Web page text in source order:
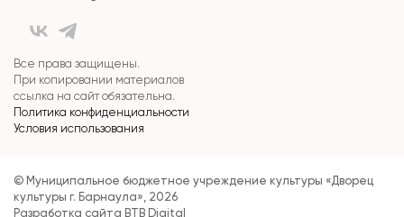
Все права защищены.
При копировании материалов
ссылка на сайт обязательна.
Политика конфиденциальности
Условия использования
© Муниципальное бюджетное учреждение культуры «Дворец
культуры г. Барнаула», 2026
Разработка сайта BTB Digital